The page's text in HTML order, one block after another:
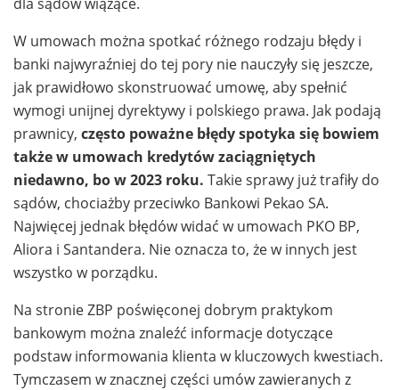
W umowach można spotkać różnego rodzaju błędy i
banki najwyraźniej do tej pory nie nauczyły się jeszcze,
jak prawidłowo skonstruować umowę, aby spełnić
wymogi unijnej dyrektywy i polskiego prawa. Jak podają
prawnicy, często poważne błędy spotyka się bowiem
także w umowach kredytów zaciągniętych
niedawno, bo w 2023 roku. Takie sprawy już trafiły do
sądów, chociażby przeciwko Bankowi Pekao SA.
Najwięcej jednak błędów widać w umowach PKO BP,
Aliora i Santandera. Nie oznacza to, że w innych jest
wszystko w porządku.
Na stronie ZBP poświęconej dobrym praktykom
bankowym można znaleźć informacje dotyczące
podstaw informowania klienta w kluczowych kwestiach.
Tymczasem w znacznej części umów zawieranych z